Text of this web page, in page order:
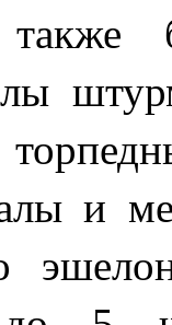
и